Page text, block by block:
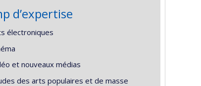
d’expertise
électroniques
et nouveaux médias
des arts populaires et de masse